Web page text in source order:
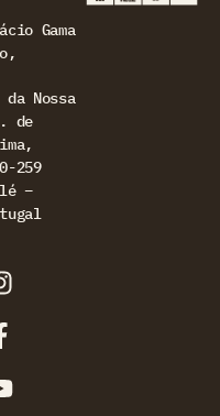
Gama
da Nossa
de
259
–